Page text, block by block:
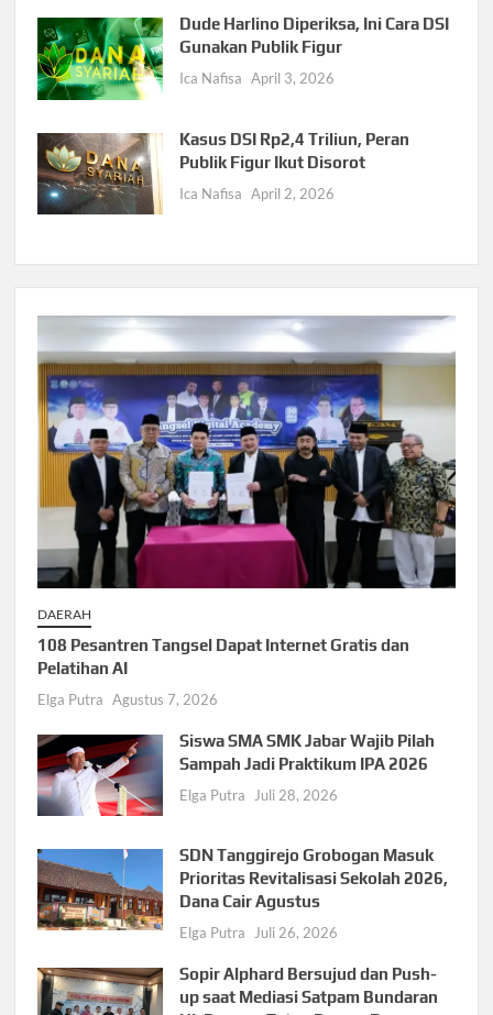
Dude Harlino Diperiksa, Ini Cara DSI
Gunakan Publik Figur
Ica Nafisa April 3, 2026
Kasus DSI Rp2,4 Triliun, Peran
Publik Figur Ikut Disorot
Ica Nafisa April 2, 2026
DAERAH
108 Pesantren Tangsel Dapat Internet Gratis dan
Pelatihan AI
Elga Putra Agustus 7, 2026
Siswa SMA SMK Jabar Wajib Pilah
Sampah Jadi Praktikum IPA 2026
Elga Putra Juli 28, 2026
SDN Tanggirejo Grobogan Masuk
Prioritas Revitalisasi Sekolah 2026,
Dana Cair Agustus
Elga Putra Juli 26, 2026
Sopir Alphard Bersujud dan Push-
up saat Mediasi Satpam Bundaran